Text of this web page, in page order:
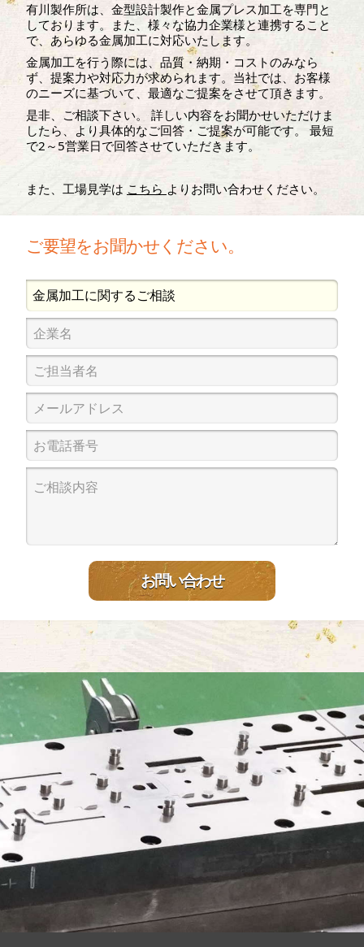
有川製作所は、金型設計製作と金属プレス加工を専門と
しております。また、様々な協力企業様と連携すること
で、あらゆる金属加工に対応いたします。
金属加工を行う際には、品質・納期・コストのみなら
ず、提案力や対応力が求められます。当社では、お客様
のニーズに基づいて、最適なご提案をさせて頂きます。
是非、ご相談下さい。 詳しい内容をお聞かせいただけま
したら、より具体的なご回答・ご提案が可能です。 最短
で2～5営業日で回答させていただきます。
また、工場見学は こちら よりお問い合わせください。
ご要望をお聞かせください。
お問い合わせ